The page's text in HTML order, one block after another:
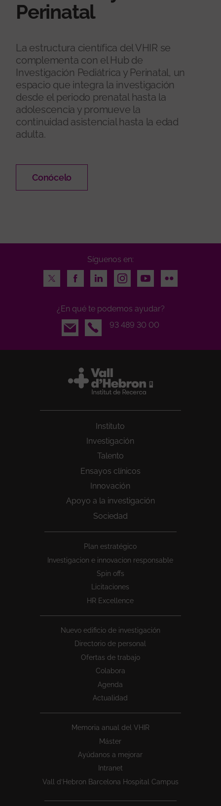
Perinatal
La estructura científica del VHIR se
complementa con el Hub de
Investigación Pediátrica y Perinatal, un
espacio que integra la investigación
desde el periodo prenatal hasta la
adolescencia y promueve la
continuidad asistencial hasta la edad
adulta.
Conócelo
Síguenos en:
Twitter
FacebookLinkedInInstagramYoutubeFlickr
¿En qué te podemos ayudar?
Email
93 489 30 00
Instituto
Investigación
Talento
Ensayos clínicos
Innovación
Apoyo a la investigación
Sociedad
Plan estratégico
Investigacion e innovacion responsable
Spin offs
Licitaciones
HR Excellence
Nuevo edificio de investigación
Directorio de personal
Ofertas de trabajo
Colabora
Agenda
Actualidad
Memoria anual del VHIR
Máster
Ayúdanos a mejorar
Intranet
Vall d’Hebron Barcelona Hospital Campus